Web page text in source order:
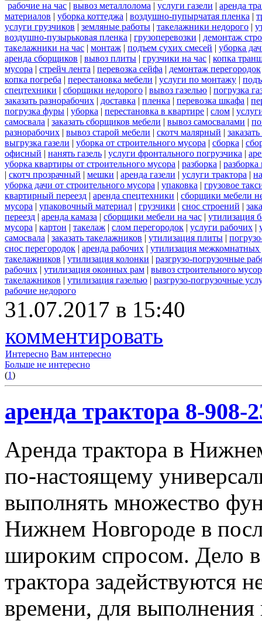
рабочие на час | вывоз металлолома | услуги газели | аренда
материалов | уборка коттеджа | воздушно-пупырчатая пленка |
услуги грузчиков | земляные работы | такелажники недорого |
воздушно-пузырьковая пленка | грузоперевозки | демонтаж
такелажники на час | монтаж | подъем сухих смесей | уборка
аренда сборщиков | вывоз плиты | грузчики на час | копка
мусора | стрейч лента | перевозка сейфа | демонтаж перегородок
копка погреба | перестановка мебели | услуги по монтажу |
спецтехники | сборщики недорого | вывоз газелью | погрузка
заказать разнорабочих | доставка | пленка | перевозка шкафа |
погрузка фуры | уборка | перестановка в квартире | слом |
самосвала | заказать сборщиков мебели | вывоз самосвалами |
разнорабочих | вывоз старой мебели | скотч малярный |
выгрузка газели | уборка от строительного мусора | сборка |
офисный | нанять газель | услуги фронтального погрузчика |
уборка квартиры от строительного мусора | разборка |
| скотч прозрачный | мешки | аренда газели | услуги трактора |
уборка дачи от строительного мусора | упаковка | грузовое
квартирный переезд | аренда спецтехники | сборщики мебели
мусора | упаковочный материал | грузчики | снос строений |
переезд | аренда камаза | сборщики мебели на час | утилизация
мусора | картон | такелаж | слом перегородок | услуги рабочих |
самосвала | заказать такелажников | утилизация плиты |
снос перегородок | аренда рабочих | утилизация межкомнатных
такелажников | утилизация колонки | разгрузо-погрузочные
рабочих | утилизация оконных рам | вывоз строительного
такелажников | утилизация газелью | разгрузо-погрузочные
рабочие недорого
31.07.2017 в 15:40
комментировать
Интересно Вам интересно
Больше не интересно
(1)
аренда трактора 8-908-
Аренда трактора в
по-настоящему
выполнять множество
Нижнем Новгороде в
широким спросом. Дело
трактора задействуются
времени, для выполнения